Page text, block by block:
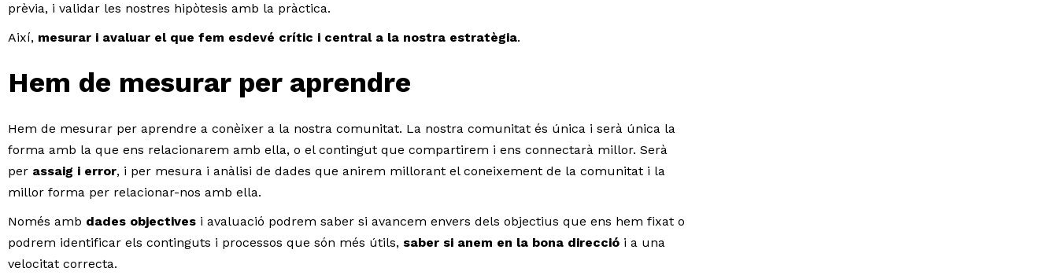
prèvia, i validar les nostres hipòtesis amb la pràctica.
Així, mesurar i avaluar el que fem esdevé crític i central a la nostra estratègia.
Hem de mesurar per aprendre
Hem de mesurar per aprendre a conèixer a la nostra comunitat. La nostra comunitat és única i serà única la
forma amb la que ens relacionarem amb ella, o el contingut que compartirem i ens connectarà millor. Serà
per assaig i error, i per mesura i anàlisi de dades que anirem millorant el coneixement de la comunitat i la
millor forma per relacionar-nos amb ella.
Només amb dades objectives i avaluació podrem saber si avancem envers dels objectius que ens hem fixat o
podrem identificar els continguts i processos que són més útils, saber si anem en la bona direcció i a una
velocitat correcta.